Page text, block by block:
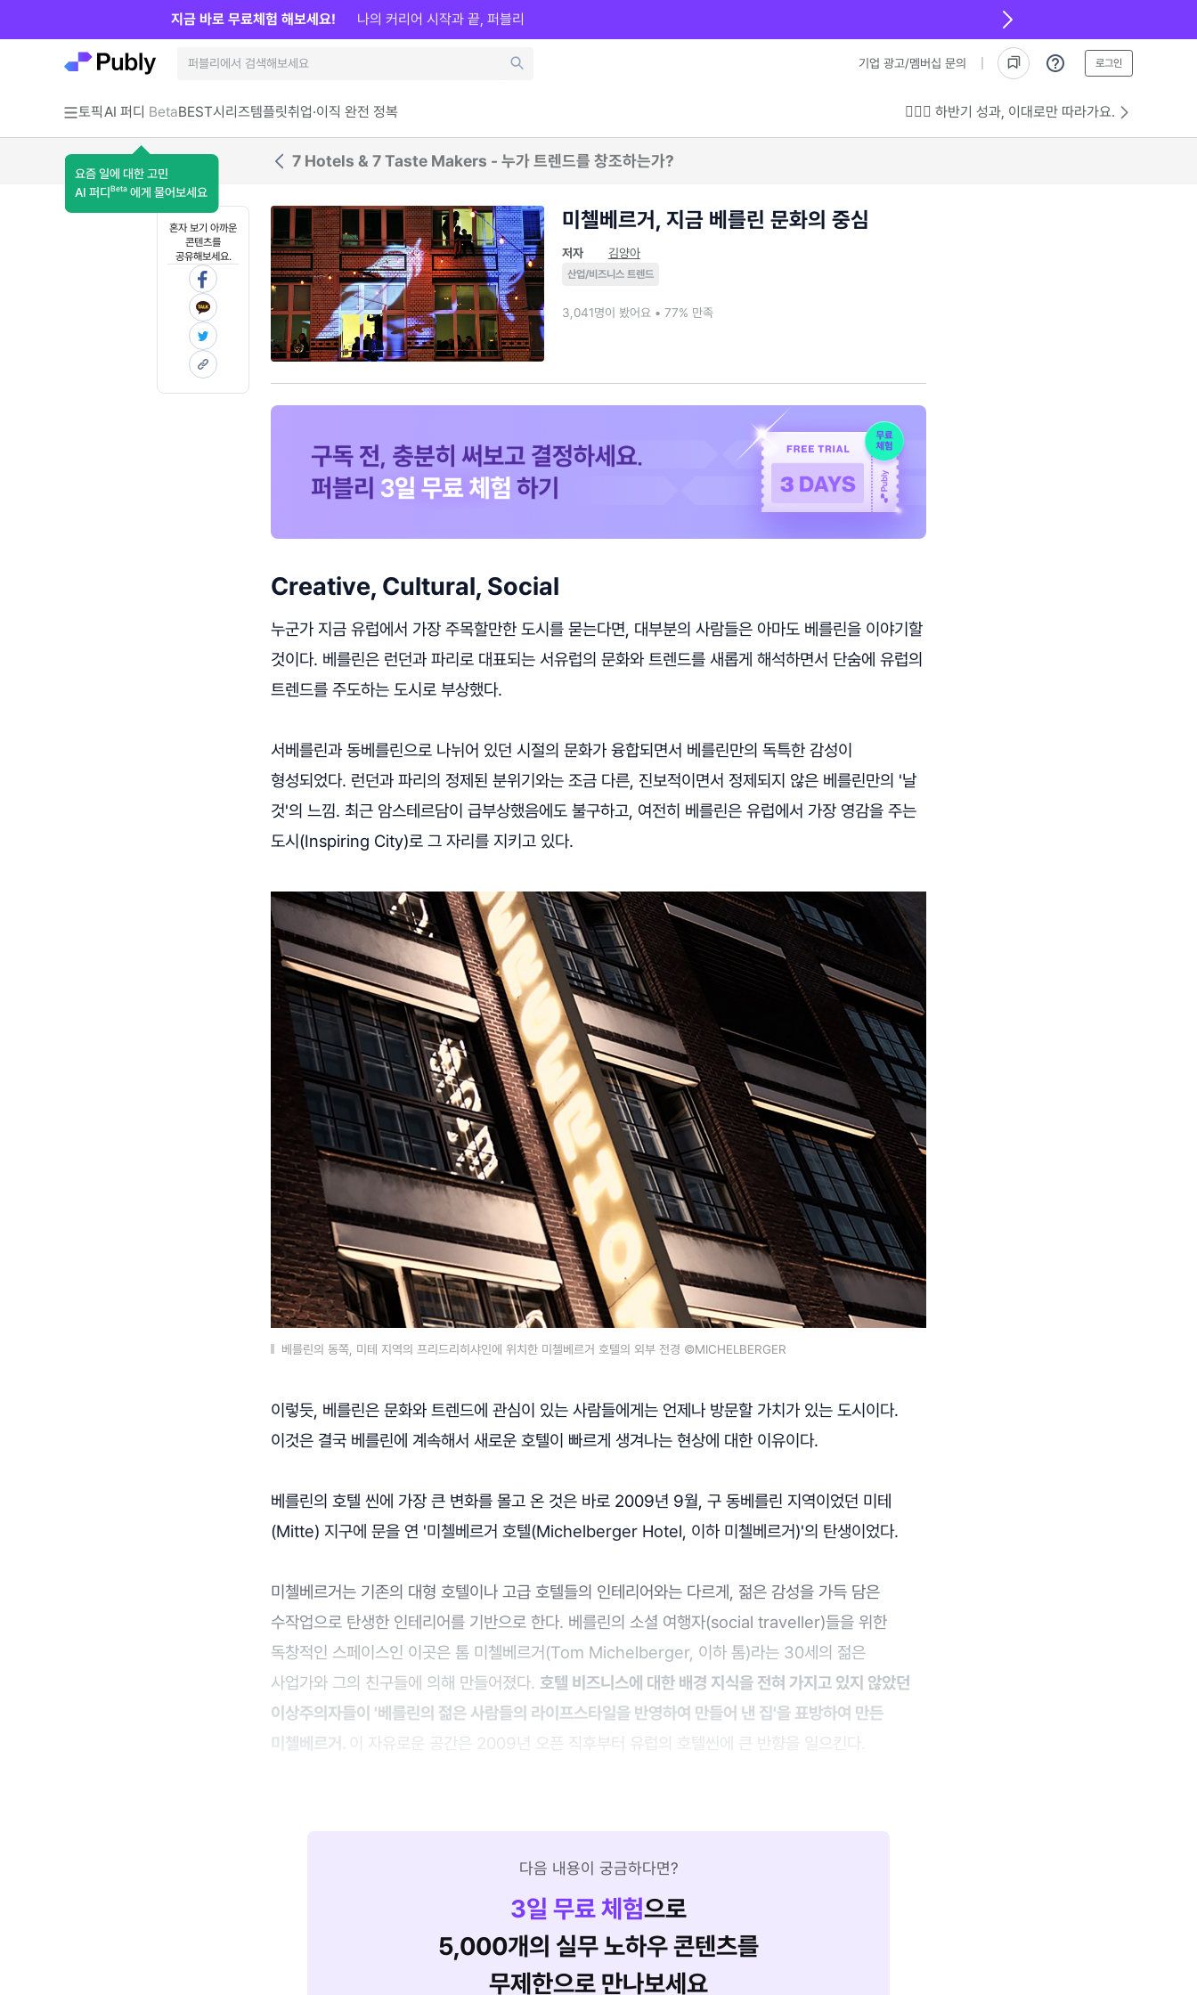
기업 광고/멤버십 문의 로그인
토픽AI 퍼디 Beta
요즘 일에 대한 고민
AI 퍼디 Beta 에게 물어보세요
BEST시리즈템플릿취업·이직 완전 정복 💁🏻‍♂️ 하반기 성과, 이대로만 따라가요.
지금 바로 무료체험 해보세요! 나의 커리어 시작과 끝, 퍼블리
7 Hotels & 7 Taste Makers - 누가 트렌드를 창조하는가?
혼자 보기 아까운
콘텐츠를
공유해보세요.
미첼베르거, 지금 베를린 문화의 중심
저자 김양아
산업/비즈니스 트렌드
3,041명이 봤어요 • 77% 만족
Creative, Cultural, Social
누군가 지금 유럽에서 가장 주목할만한 도시를 묻는다면, 대부분의 사람들은 아마도 베를린을 이야기할
것이다. 베를린은 런던과 파리로 대표되는 서유럽의 문화와 트렌드를 새롭게 해석하면서 단숨에 유럽의
트렌드를 주도하는 도시로 부상했다.
서베를린과 동베를린으로 나뉘어 있던 시절의 문화가 융합되면서 베를린만의 독특한 감성이
형성되었다. 런던과 파리의 정제된 분위기와는 조금 다른, 진보적이면서 정제되지 않은 베를린만의 '날
것'의 느낌. 최근 암스테르담이 급부상했음에도 불구하고, 여전히 베를린은 유럽에서 가장 영감을 주는
도시(Inspiring City)로 그 자리를 지키고 있다.
베를린의 동쪽, 미테 지역의 프리드리히샤인에 위치한 미첼베르거 호텔의 외부 전경 ©MICHELBERGER
이렇듯, 베를린은 문화와 트렌드에 관심이 있는 사람들에게는 언제나 방문할 가치가 있는 도시이다.
이것은 결국 베를린에 계속해서 새로운 호텔이 빠르게 생겨나는 현상에 대한 이유이다.
베를린의 호텔 씬에 가장 큰 변화를 몰고 온 것은 바로 2009년 9월, 구 동베를린 지역이었던 미테
(Mitte) 지구에 문을 연 '미첼베르거 호텔(Michelberger Hotel, 이하 미첼베르거)'의 탄생이었다.
미첼베르거는 기존의 대형 호텔이나 고급 호텔들의 인테리어와는 다르게, 젊은 감성을 가득 담은
수작업으로 탄생한 인테리어를 기반으로 한다. 베를린의 소셜 여행자(social traveller)들을 위한
독창적인 스페이스인 이곳은 톰 미첼베르거(Tom Michelberger, 이하 톰)라는 30세의 젊은
사업가와 그의 친구들에 의해 만들어졌다. 호텔 비즈니스에 대한 배경 지식을 전혀 가지고 있지 않았던
이상주의자들이 '베를린의 젊은 사람들의 라이프스타일을 반영하여 만들어 낸 집'을 표방하여 만든
미첼베르거. 이 자유로운 공간은 2009년 오픈 직후부터 유럽의 호텔씬에 큰 반향을 일으킨다.
다음 내용이 궁금하다면?
3일 무료 체험으로
5,000개의 실무 노하우 콘텐츠를
무제한으로 만나보세요